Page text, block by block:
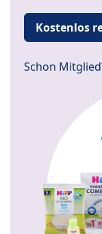
Kostenlos
Schon